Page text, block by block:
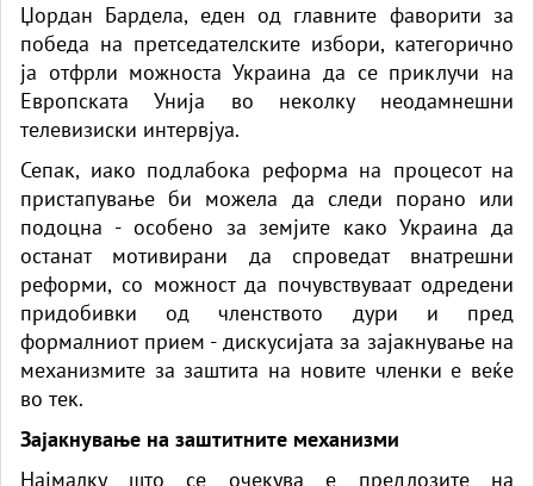
Џордан Бардела, еден од главните фаворити за
победа на претседателските избори, категорично
ја отфрли можноста Украина да се приклучи на
Европската Унија во неколку неодамнешни
телевизиски интервјуа.
Сепак, иако подлабока реформа на процесот на
пристапување би можела да следи порано или
подоцна - особено за земјите како Украина да
останат мотивирани да спроведат внатрешни
реформи, со можност да почувствуваат одредени
придобивки од членството дури и пред
формалниот прием - дискусијата за зајакнување на
механизмите за заштита на новите членки е веќе
во тек.
Зајакнување на заштитните механизми
Најмалку што се очекува е предлозите на